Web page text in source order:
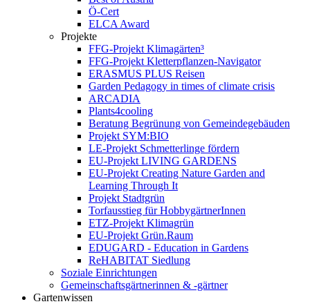
Ö-Cert
ELCA Award
Projekte
FFG-Projekt Klimagärten³
FFG-Projekt Kletterpflanzen-Navigator
ERASMUS PLUS Reisen
Garden Pedagogy in times of climate crisis
ARCADIA
Plants4cooling
Beratung Begrünung von Gemeindegebäuden
Projekt SYM:BIO
LE-Projekt Schmetterlinge fördern
EU-Projekt LIVING GARDENS
EU-Projekt Creating Nature Garden and
Learning Through It
Projekt Stadtgrün
Torfausstieg für HobbygärtnerInnen
ETZ-Projekt Klimagrün
EU-Projekt Grün.Raum
EDUGARD - Education in Gardens
ReHABITAT Siedlung
Soziale Einrichtungen
Gemeinschaftsgärtnerinnen & -gärtner
Gartenwissen